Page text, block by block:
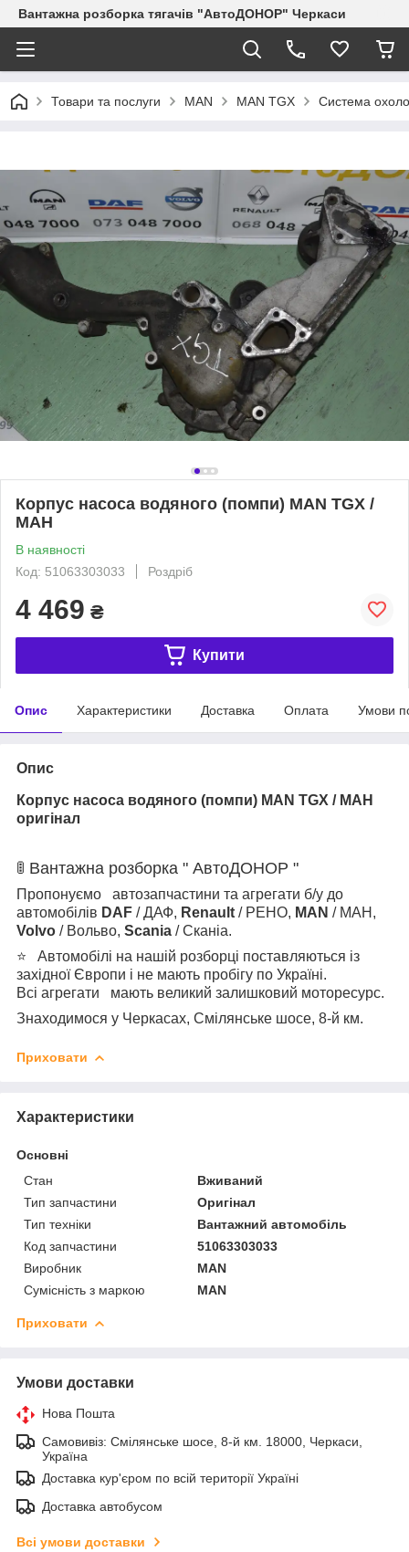
Вантажна розборка тягачів "АвтоДОНОР" Черкаси
Товари та послуги MAN MAN TGX Система
Корпус насоса водяного (помпи) MAN TGX /
МАН
В наявності
Код: 51063303033
Роздріб
4 469 ₴
Купити
Опис Характеристики Доставка Оплата Умови
Опис
Корпус насоса водяного (помпи) MAN TGX / МАН
оригінал
🚦 Вантажна розборка " АвтоДОНОР "
Пропонуємо автозапчастини та агрегати б/у до
автомобілів DAF / ДАФ, Renault / РЕНО, MAN / МАН,
Volvo / Вольво, Scania / Сканіа.
⭐ Автомобілі на нашій розборці поставляються із
західної Європи і не мають пробігу по Україні.
Всі агрегати мають великий залишковий моторесурс.
Знаходимося у Черкасах, Смілянське шосе, 8-й км.
Приховати
Характеристики
Основні
Стан
Вживаний
Тип запчастини
Оригінал
Тип техніки
Вантажний автомобіль
Код запчастини
51063303033
Виробник
MAN
Сумісність з маркою
MAN
Приховати
Умови доставки
Нова Пошта
Самовивіз: Смілянське шосе, 8-й км. 18000, Черкаси,
Україна
Доставка кур'єром по всій території Україні
Доставка автобусом
Всі умови доставки